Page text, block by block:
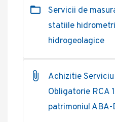
Servicii de
statiile
hidrogeolagice
Achizitie
Obligatorie RCA
patrimoniul ABA-